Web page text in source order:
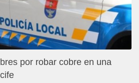
por robar cobre en una